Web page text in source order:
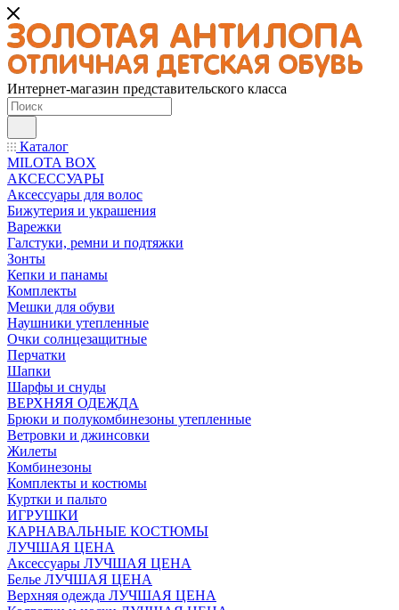
Интернет-магазин представительского класса
Каталог
MILOTA BOX
АКСЕССУАРЫ
Аксессуары для волос
Бижутерия и украшения
Варежки
Галстуки, ремни и подтяжки
Зонты
Кепки и панамы
Комплекты
Мешки для обуви
Наушники утепленные
Очки солнцезащитные
Перчатки
Шапки
Шарфы и снуды
ВЕРХНЯЯ ОДЕЖДА
Брюки и полукомбинезоны утепленные
Ветровки и джинсовки
Жилеты
Комбинезоны
Комплекты и костюмы
Куртки и пальто
ИГРУШКИ
КАРНАВАЛЬНЫЕ КОСТЮМЫ
ЛУЧШАЯ ЦЕНА
Аксессуары ЛУЧШАЯ ЦЕНА
Белье ЛУЧШАЯ ЦЕНА
Верхняя одежда ЛУЧШАЯ ЦЕНА